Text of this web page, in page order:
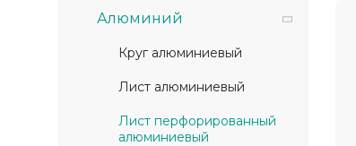
Алюминий
Круг алюминиевый
Лист алюминиевый
Лист перфорированный
алюминиевый